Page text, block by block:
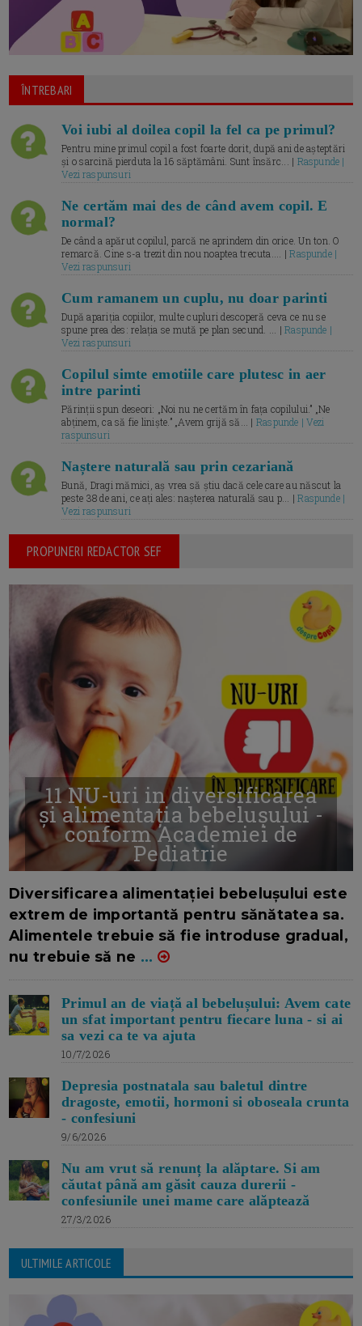
ÎNTREBARI
Voi iubi al doilea copil la fel ca pe primul?
Pentru mine primul copil a fost foarte dorit, după ani de așteptări
și o sarcină pierduta la 16 săptămâni. Sunt însărc... | Raspunde |
Vezi raspunsuri
Ne certăm mai des de când avem copil. E
normal?
De când a apărut copilul, parcă ne aprindem din orice. Un ton. O
remarcă. Cine s-a trezit din nou noaptea trecuta.... |Raspunde |
Vezi raspunsuri
Cum ramanem un cuplu, nu doar parinti
După apariția copiilor, multe cupluri descoperă ceva ce nu se
spune prea des: relația se mută pe plan secund. ... |Raspunde |
Vezi raspunsuri
Copilul simte emotiile care plutesc in aer
intre parinti
Părinții spun deseori: „Noi nu ne certăm în fața copilului.” „Ne
abținem, ca să fie liniște.” „Avem grijă să... | Raspunde | Vezi
raspunsuri
Naștere naturală sau prin cezariană
Bună, Dragi mămici, aș vrea să știu dacă cele care au născut la
peste 38 de ani, ce ați ales: nașterea naturală sau p... |Raspunde |
Vezi raspunsuri
PROPUNERI REDACTOR SEF
11 NU-uri in diversificarea
și alimentația bebelușului -
conform Academiei de
Pediatrie
Diversificarea alimentației bebelușului este
extrem de importantă pentru sănătatea sa.
Alimentele trebuie să fie introduse gradual,
nu trebuie să ne ...
Primul an de viață al bebelușului: Avem cate
un sfat important pentru fiecare luna - si ai
sa vezi ca te va ajuta
10/7/2026
Depresia postnatala sau baletul dintre
dragoste, emotii, hormoni si oboseala crunta
- confesiuni
9/6/2026
Nu am vrut să renunț la alăptare. Si am
căutat până am găsit cauza durerii -
confesiunile unei mame care alăptează
27/3/2026
ULTIMILE ARTICOLE